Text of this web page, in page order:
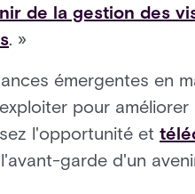
de la gestion des
. »
émergentes en
pour
l'opportunité et
garde d'un